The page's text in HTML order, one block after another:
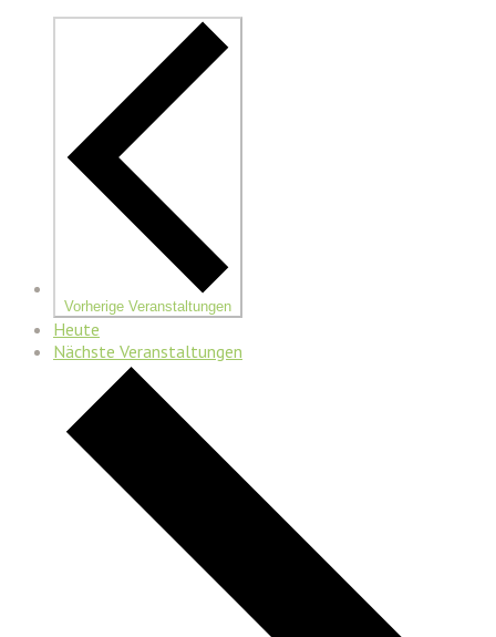
Vorherige Veranstaltungen
Heute
Nächste Veranstaltungen